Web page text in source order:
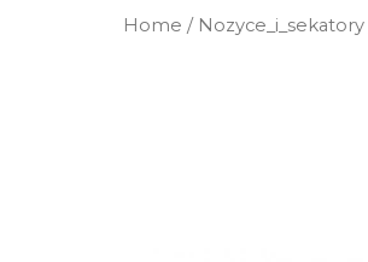
Home / Nozyce_i_sekatory